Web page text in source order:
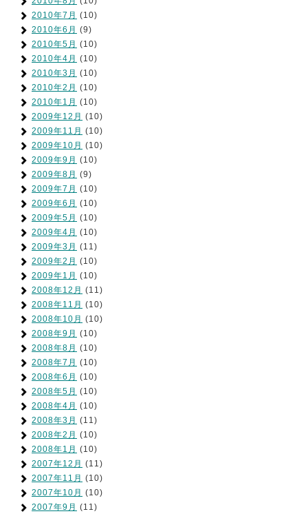
2010年7月 (10)
2010年6月 (9)
2010年5月 (10)
2010年4月 (10)
2010年3月 (10)
2010年2月 (10)
2010年1月 (10)
2009年12月 (10)
2009年11月 (10)
2009年10月 (10)
2009年9月 (10)
2009年8月 (9)
2009年7月 (10)
2009年6月 (10)
2009年5月 (10)
2009年4月 (10)
2009年3月 (11)
2009年2月 (10)
2009年1月 (10)
2008年12月 (11)
2008年11月 (10)
2008年10月 (10)
2008年9月 (10)
2008年8月 (10)
2008年7月 (10)
2008年6月 (10)
2008年5月 (10)
2008年4月 (10)
2008年3月 (11)
2008年2月 (10)
2008年1月 (10)
2007年12月 (11)
2007年11月 (10)
2007年10月 (10)
2007年9月 (11)